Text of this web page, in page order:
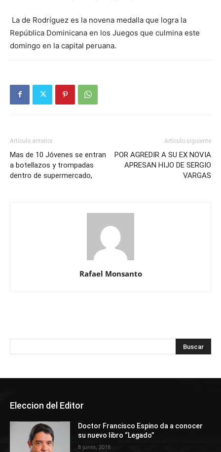
La de Rodríguez es la novena medalla que logra la
República Dominicana en los Juegos que culmina este
domingo en la capital peruana.
Artículo anterior
Mas de 10 Jóvenes se entran
a botellazos y trompadas
dentro de supermercado,
Artículo siguiente
POR AGREDIR A SU EX NOVIA
APRESAN HIJO DE SERGIO
VARGAS
Rafael Monsanto
Eleccion del Editor
Doctor Francisco Espino da a conocer
su nuevo libro “Legado”
8 junio, 2018